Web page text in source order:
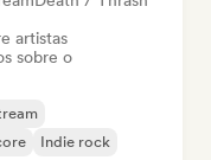
artistas
sobre o
Indie rock